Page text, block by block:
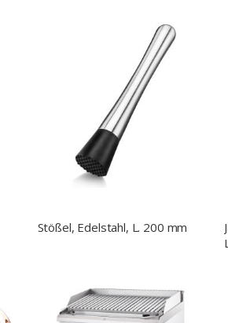
Stößel, Edelstahl, L. 200 mm